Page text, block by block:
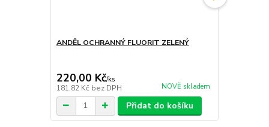
ANDĚL OCHRANNÝ FLUORIT ZELENÝ
220,00 Kč/ks
181,82 Kč bez DPH NOVĚ skladem
Přidat do košíku